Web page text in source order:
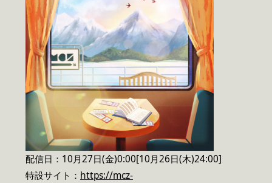
配信日：10月27日(金)0:00[10月26日(木)24:00]
特設サイト： https://mcz-